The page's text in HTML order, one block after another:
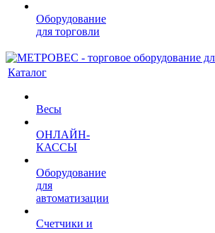
Оборудование
для торговли
Каталог
Весы
ОНЛАЙН-
КАССЫ
Оборудование
для
автоматизации
Счетчики и